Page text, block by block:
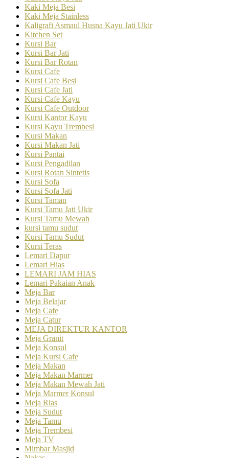
Kaki Meja Besi
Kaki Meja Stainless
Kaligrafi Asmaul Husna Kayu Jati Ukir
Kitchen Set
Kursi Bar
Kursi Bar Jati
Kursi Bar Rotan
Kursi Cafe
Kursi Cafe Besi
Kursi Cafe Jati
Kursi Cafe Kayu
Kursi Cafe Outdoor
Kursi Kantor Kayu
Kursi Kayu Trembesi
Kursi Makan
Kursi Makan Jati
Kursi Pantai
Kursi Pengadilan
Kursi Rotan Sintetis
Kursi Sofa
Kursi Sofa Jati
Kursi Taman
Kursi Tamu Jati Ukir
Kursi Tamu Mewah
kursi tamu sudut
Kursi Tamu Sudut
Kursi Teras
Lemari Dapur
Lemari Hias
LEMARI JAM HIAS
Lemari Pakaian Anak
Meja Bar
Meja Belajar
Meja Cafe
Meja Catur
MEJA DIREKTUR KANTOR
Meja Granit
Meja Konsul
Meja Kursi Cafe
Meja Makan
Meja Makan Marmer
Meja Makan Mewah Jati
Meja Marmer Konsul
Meja Rias
Meja Sudut
Meja Tamu
Meja Trembesi
Meja TV
Mimbar Masjid